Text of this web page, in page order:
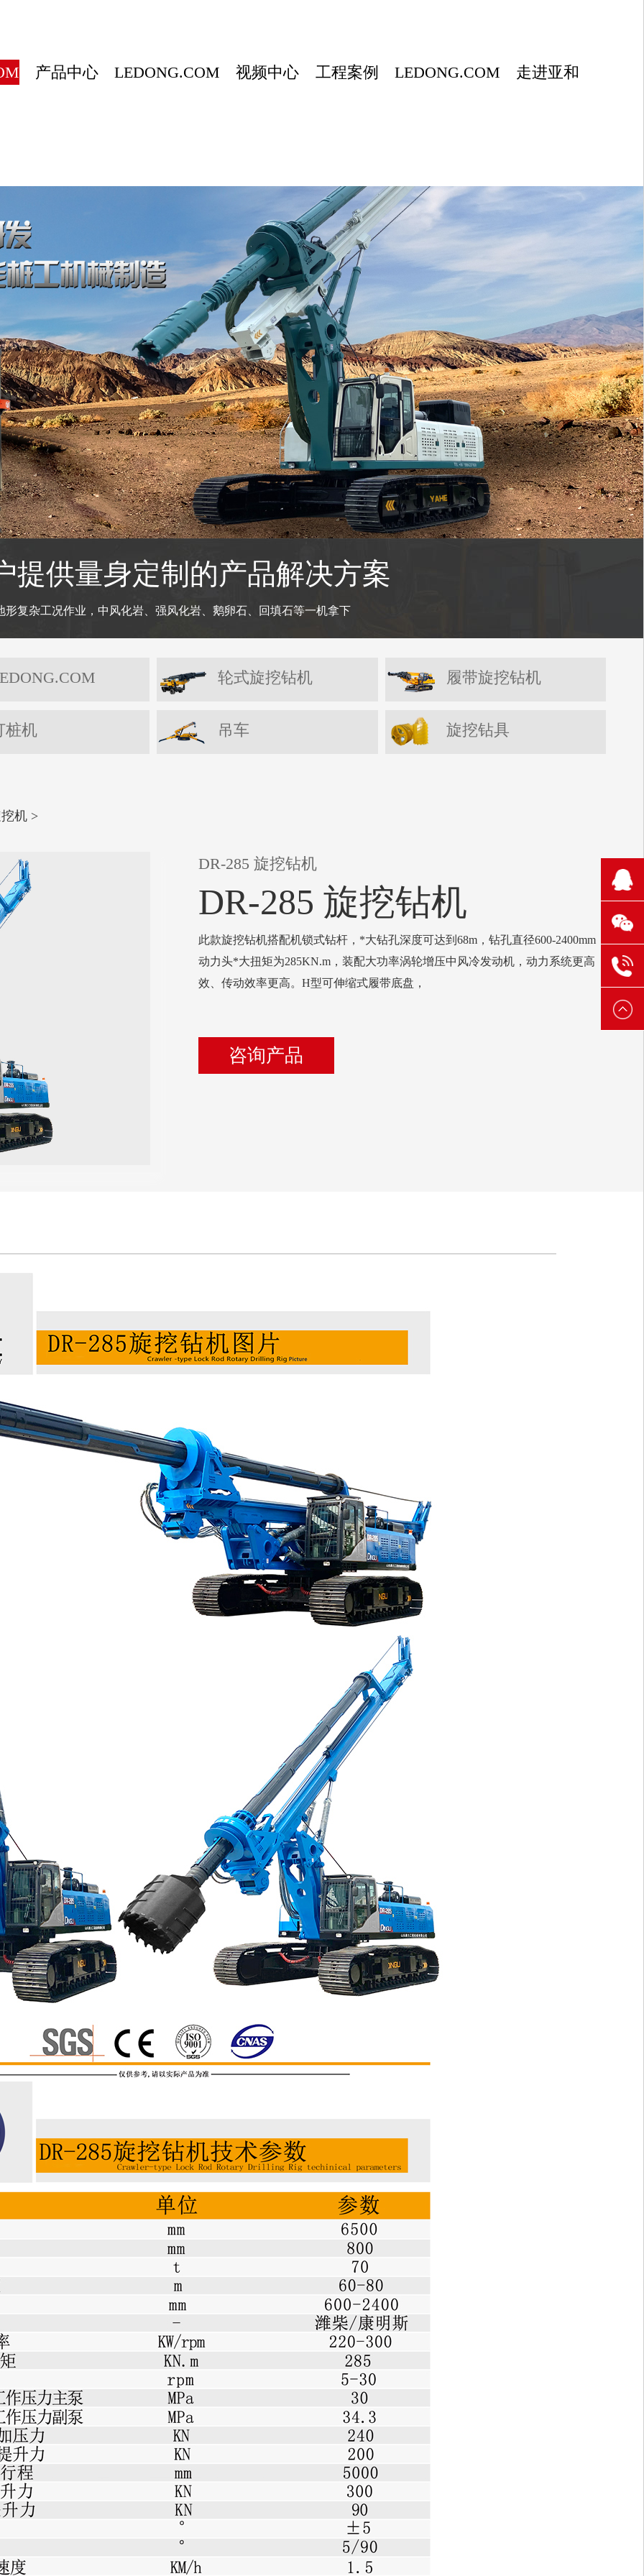
产品中心 LEDONG.COM 视频中心 工程案例 LEDONG.COM 走进亚和
提供量身定制的产品解决方案
形复杂工况作业，中风化岩、强风化岩、鹅卵石、回填石等一机拿下
轮式旋挖钻机 履带旋挖钻机
机 吊车 旋挖钻具
机 >
DR-285 旋挖钻机
DR-285 旋挖钻机
此款旋挖钻机搭配机锁式钻杆，*大钻孔深度可达到68m，钻孔直径600-2400mm，
动力头*大扭矩为285KN.m，装配大功率涡轮增压中风冷发动机，动力系统更高
效、传动效率更高。H型可伸缩式履带底盘，
咨询产品
210
1106
304
131
6521
3888
131
6521